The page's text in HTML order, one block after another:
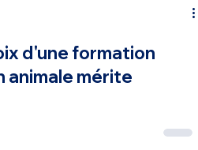
d'une formation
mérite